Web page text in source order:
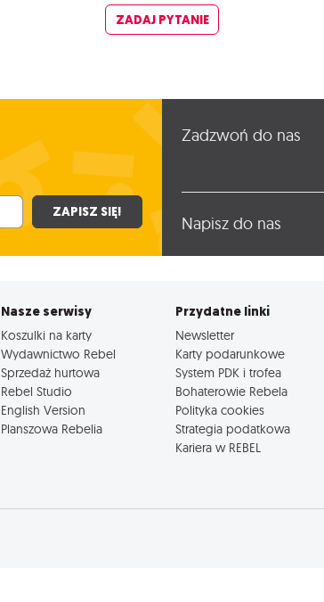
ZADAJ PYTANIE
ZAPISZ SIĘ!
Zadzwoń do nas
Napisz do nas
Nasze serwisy
Koszulki na karty
Wydawnictwo Rebel
Sprzedaż hurtowa
Rebel Studio
English Version
Planszowa Rebelia
Przydatne linki
Newsletter
Karty podarunkowe
System PDK i trofea
Bohaterowie Rebela
Polityka cookies
Strategia podatkowa
Kariera w REBEL